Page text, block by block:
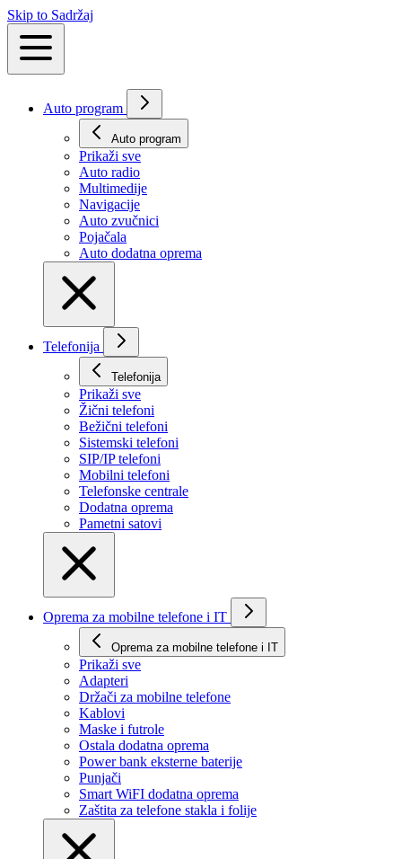
Skip to Sadržaj
Auto program
Auto program
Prikaži svе
Auto radio
Multimedije
Navigacije
Auto zvučnici
Pojačala
Auto dodatna oprema
Telefonija
Telefonija
Prikaži svе
Žični telefoni
Bežični telefoni
Sistemski telefoni
SIP/IP telefoni
Mobilni telefoni
Telefonske centrale
Dodatna oprema
Pametni satovi
Oprema za mobilne telefone i IT
Oprema za mobilne telefone i IT
Prikaži svе
Adapteri
Držači za mobilne telefone
Kablovi
Maske i futrole
Ostala dodatna oprema
Power bank eksterne baterije
Punjači
Smart WiFI dodatna oprema
Zaštita za telefone stakla i folije